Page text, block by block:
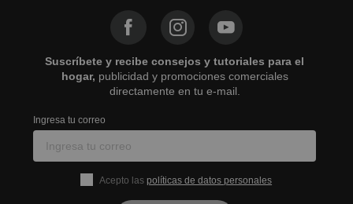
Suscríbete y recibe consejos y tutoriales para el
hogar, publicidad y promociones comerciales
directamente en tu e-mail.
Ingresa tu correo
Acepto laspolíticas de datos personales